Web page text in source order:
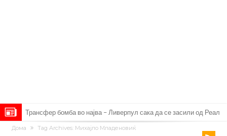
Трансфер бомба во најва – Ливерпул сака да се засили од Реал
Мадрид!
Карагер ги изненади сите со својата прогноза: “Тие ќе ја освојат
Дома Tag Archives: Михајло Младеновиќ